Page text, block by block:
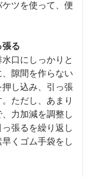
ツを使って、便
張る
口にしっかりと
隙間を作らない
し込み、引っ張
ただし、あまり
力加減を調整し
張るを繰り返し
くゴム手袋をし